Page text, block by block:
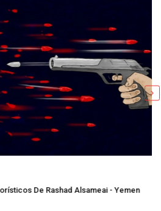
De Rashad Alsameai - Yemen